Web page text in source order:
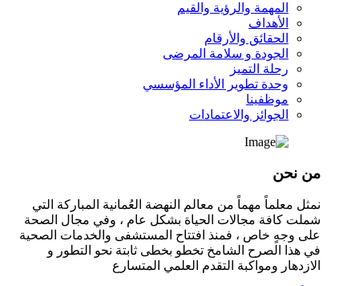
المهمة والرؤية والقيم
الأهداف
الحقائق والأرقام
الجودة و سلامة المرضى
رحلة التميز
وحدة تطوير الأداء المؤسسي
موظفينا
الجوائز والاعتمادات
من نحن
نمثل معلماً مهماً من معالم النهضة العُمانية المباركة التي
شملت كافة مجالات الحياة بشكل عام ، وفي مجال الصحة
على وجهٍ خاص ، فمنذ افتتاح المستشفى والخدمات الصحية
في هذا الصرح الشامخ تخطو بخطى ثابتة نحو التطور و
الازدهار ومواكبة التقدم العلمي المتسارع